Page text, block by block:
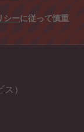
シーに従って慎重
）